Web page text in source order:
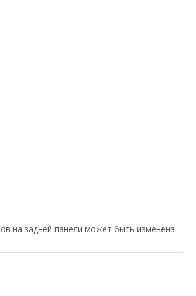
на задней панели может быть изменена.